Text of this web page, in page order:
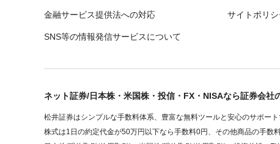
金融サービス提供法への対応 サイトポリシ
SNS等の情報発信サービスについて
ネット証券/日本株・米国株・投信・FX・NISAなら証券会社
松井証券はシンプルな手数料体系、豊富な無料ツールと安心のサポー
株式は1日の約定代金が50万円以下なら手数料0円、その他商品の手数